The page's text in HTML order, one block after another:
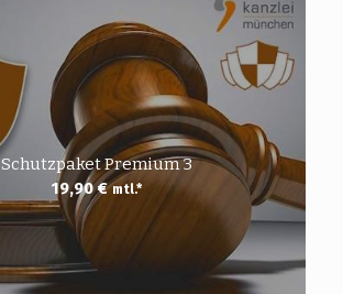
Schutzpaket Premium 3
19,90€ mtl.*